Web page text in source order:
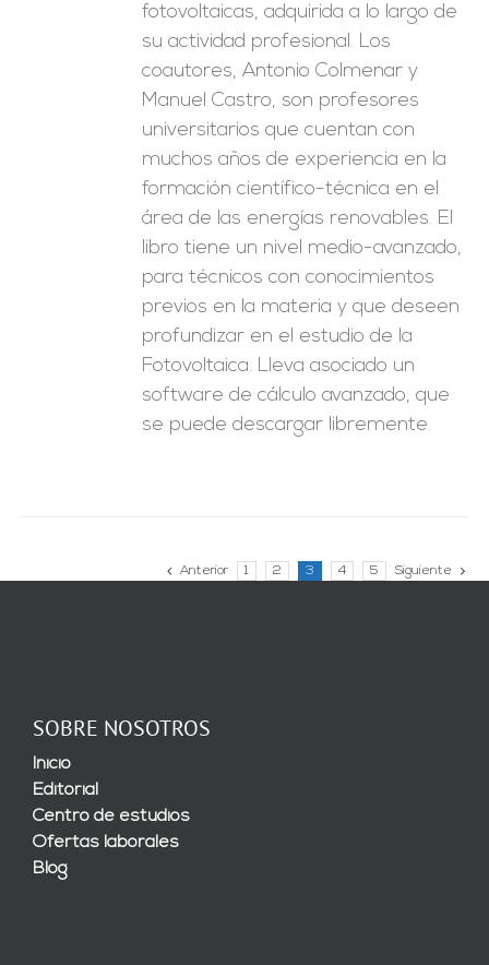
fotovoltaicas, adquirida a lo largo de
su actividad profesional. Los
coautores, Antonio Colmenar y
Manuel Castro, son profesores
universitarios que cuentan con
muchos años de experiencia en la
formación científico-técnica en el
área de las energías renovables. El
libro tiene un nivel medio-avanzado,
para técnicos con conocimientos
previos en la materia y que deseen
profundizar en el estudio de la
Fotovoltaica. Lleva asociado un
software de cálculo avanzado, que
se puede descargar libremente.
Anterior 1 2 3 4 5 Siguiente
SOBRE NOSOTROS
Inicio
Editorial
Centro de estudios
Ofertas laborales
Blog